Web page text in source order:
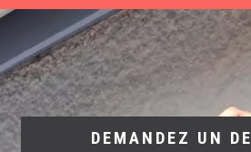
DEMANDEZ UN